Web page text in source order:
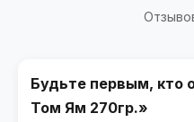
Будьте первым, кто
Том Ям 270гр.»